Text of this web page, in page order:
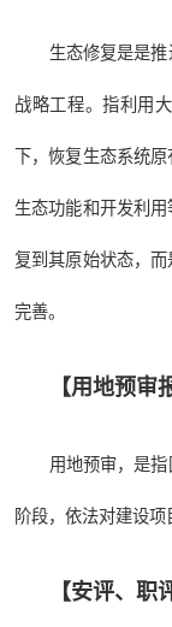
生态修复是是
战略工程。指利用
下，恢复生态系统
生态功能和开发利
复到其原始状态，
完善。
【用地预审
用地预审，是
阶段，依法对建设项
【安评、职